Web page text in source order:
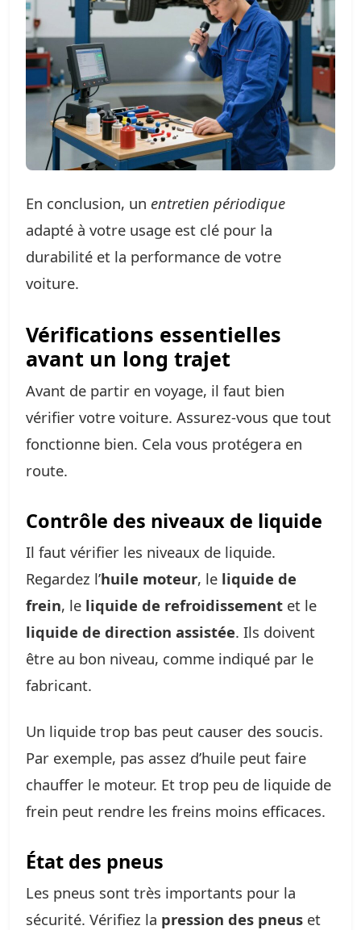
En conclusion, un entretien périodique
adapté à votre usage est clé pour la
durabilité et la performance de votre
voiture.
Vérifications essentielles
avant un long trajet
Avant de partir en voyage, il faut bien
vérifier votre voiture. Assurez-vous que tout
fonctionne bien. Cela vous protégera en
route.
Contrôle des niveaux de liquide
Il faut vérifier les niveaux de liquide.
Regardez l’huile moteur, le liquide de
frein, le liquide de refroidissement et le
liquide de direction assistée. Ils doivent
être au bon niveau, comme indiqué par le
fabricant.
Un liquide trop bas peut causer des soucis.
Par exemple, pas assez d’huile peut faire
chauffer le moteur. Et trop peu de liquide de
frein peut rendre les freins moins efficaces.
État des pneus
Les pneus sont très importants pour la
sécurité. Vérifiez la pression des pneus et